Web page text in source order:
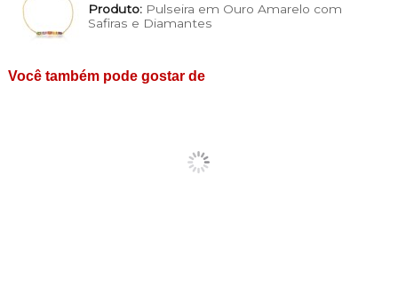
Produto:Pulseira em Ouro Amarelo com
Safiras e Diamantes
Você também pode gostar de